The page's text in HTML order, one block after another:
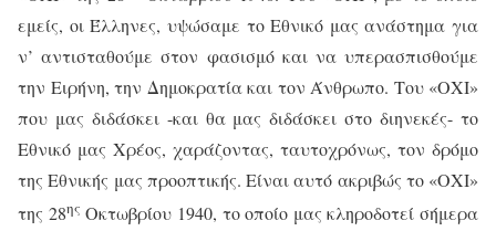
εμείς, οι Έλληνες, υψώσαμε το Εθνικό μας ανάστημα για
ν’ αντισταθούμε στον φασισμό και να υπερασπισθούμε
την Ειρήνη, την Δημοκρατία και τον Άνθρωπο. Του «ΟΧΙ»
που μας διδάσκει -και θα μας διδάσκει στο διηνεκές- το
Εθνικό μας Χρέος, χαράζοντας, ταυτοχρόνως, τον δρόμο
της Εθνικής μας προοπτικής. Είναι αυτό ακριβώς το «ΟΧΙ»
της 28ης Οκτωβρίου 1940, το οποίο μας κληροδοτεί σήμερα